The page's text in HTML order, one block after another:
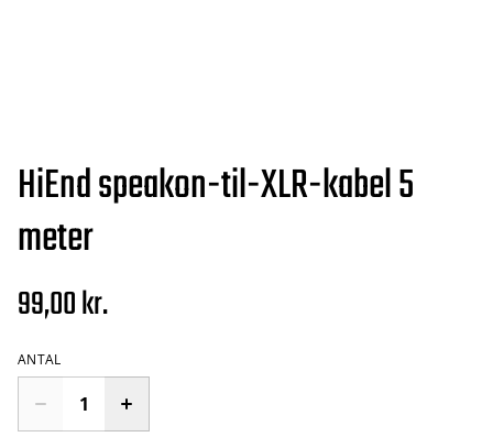
HiEnd speakon-til-XLR-kabel 5
meter
99,00 kr.
ANTAL